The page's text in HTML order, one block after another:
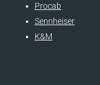
Procab
Sennheiser
K&M